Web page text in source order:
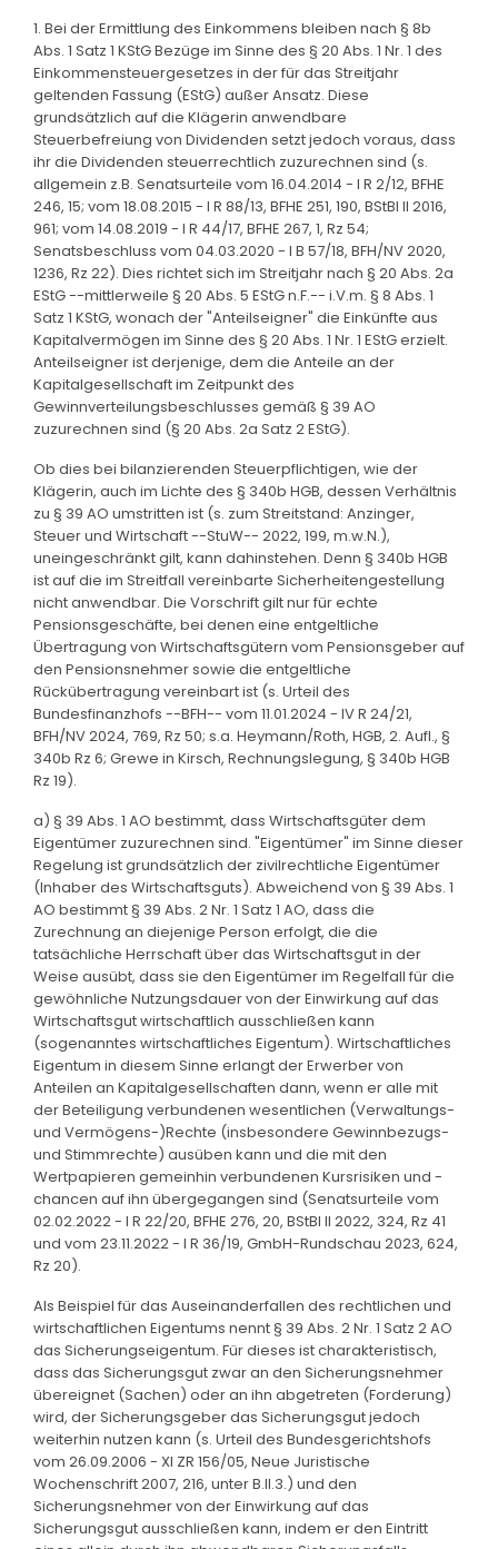
1. Bei der Ermittlung des Einkommens bleiben nach § 8b
Abs. 1 Satz 1 KStG Bezüge im Sinne des § 20 Abs. 1 Nr. 1 des
Einkommensteuergesetzes in der für das Streitjahr
geltenden Fassung (EStG) außer Ansatz. Diese
grundsätzlich auf die Klägerin anwendbare
Steuerbefreiung von Dividenden setzt jedoch voraus, dass
ihr die Dividenden steuerrechtlich zuzurechnen sind (s.
allgemein z.B. Senatsurteile vom 16.04.2014 - I R 2/12, BFHE
246, 15; vom 18.08.2015 - I R 88/13, BFHE 251, 190, BStBl II 2016,
961; vom 14.08.2019 - I R 44/17, BFHE 267, 1, Rz 54;
Senatsbeschluss vom 04.03.2020 - I B 57/18, BFH/NV 2020,
1236, Rz 22). Dies richtet sich im Streitjahr nach § 20 Abs. 2a
EStG --mittlerweile § 20 Abs. 5 EStG n.F.-- i.V.m. § 8 Abs. 1
Satz 1 KStG, wonach der "Anteilseigner" die Einkünfte aus
Kapitalvermögen im Sinne des § 20 Abs. 1 Nr. 1 EStG erzielt.
Anteilseigner ist derjenige, dem die Anteile an der
Kapitalgesellschaft im Zeitpunkt des
Gewinnverteilungsbeschlusses gemäß § 39 AO
zuzurechnen sind (§ 20 Abs. 2a Satz 2 EStG).
Ob dies bei bilanzierenden Steuerpflichtigen, wie der
Klägerin, auch im Lichte des § 340b HGB, dessen Verhältnis
zu § 39 AO umstritten ist (s. zum Streitstand: Anzinger,
Steuer und Wirtschaft --StuW-- 2022, 199, m.w.N.),
uneingeschränkt gilt, kann dahinstehen. Denn § 340b HGB
ist auf die im Streitfall vereinbarte Sicherheitengestellung
nicht anwendbar. Die Vorschrift gilt nur für echte
Pensionsgeschäfte, bei denen eine entgeltliche
Übertragung von Wirtschaftsgütern vom Pensionsgeber auf
den Pensionsnehmer sowie die entgeltliche
Rückübertragung vereinbart ist (s. Urteil des
Bundesfinanzhofs --BFH-- vom 11.01.2024 - IV R 24/21,
BFH/NV 2024, 769, Rz 50; s.a. Heymann/Roth, HGB, 2. Aufl., §
340b Rz 6; Grewe in Kirsch, Rechnungslegung, § 340b HGB
Rz 19).
a) § 39 Abs. 1 AO bestimmt, dass Wirtschaftsgüter dem
Eigentümer zuzurechnen sind. "Eigentümer" im Sinne dieser
Regelung ist grundsätzlich der zivilrechtliche Eigentümer
(Inhaber des Wirtschaftsguts). Abweichend von § 39 Abs. 1
AO bestimmt § 39 Abs. 2 Nr. 1 Satz 1 AO, dass die
Zurechnung an diejenige Person erfolgt, die die
tatsächliche Herrschaft über das Wirtschaftsgut in der
Weise ausübt, dass sie den Eigentümer im Regelfall für die
gewöhnliche Nutzungsdauer von der Einwirkung auf das
Wirtschaftsgut wirtschaftlich ausschließen kann
(sogenanntes wirtschaftliches Eigentum). Wirtschaftliches
Eigentum in diesem Sinne erlangt der Erwerber von
Anteilen an Kapitalgesellschaften dann, wenn er alle mit
der Beteiligung verbundenen wesentlichen (Verwaltungs-
und Vermögens-)Rechte (insbesondere Gewinnbezugs-
und Stimmrechte) ausüben kann und die mit den
Wertpapieren gemeinhin verbundenen Kursrisiken und -
chancen auf ihn übergegangen sind (Senatsurteile vom
02.02.2022 - I R 22/20, BFHE 276, 20, BStBl II 2022, 324, Rz 41
und vom 23.11.2022 - I R 36/19, GmbH-Rundschau 2023, 624,
Rz 20).
Als Beispiel für das Auseinanderfallen des rechtlichen und
wirtschaftlichen Eigentums nennt § 39 Abs. 2 Nr. 1 Satz 2 AO
das Sicherungseigentum. Für dieses ist charakteristisch,
dass das Sicherungsgut zwar an den Sicherungsnehmer
übereignet (Sachen) oder an ihn abgetreten (Forderung)
wird, der Sicherungsgeber das Sicherungsgut jedoch
weiterhin nutzen kann (s. Urteil des Bundesgerichtshofs
vom 26.09.2006 - XI ZR 156/05, Neue Juristische
Wochenschrift 2007, 216, unter B.II.3.) und den
Sicherungsnehmer von der Einwirkung auf das
Sicherungsgut ausschließen kann, indem er den Eintritt